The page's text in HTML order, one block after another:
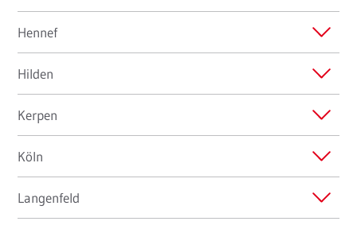
Hennef
Hilden
Kerpen
Köln
Langenfeld